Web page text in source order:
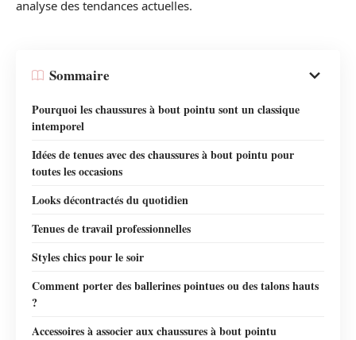
analyse des tendances actuelles.
Sommaire
Pourquoi les chaussures à bout pointu sont un classique
intemporel
Idées de tenues avec des chaussures à bout pointu pour
toutes les occasions
Looks décontractés du quotidien
Tenues de travail professionnelles
Styles chics pour le soir
Comment porter des ballerines pointues ou des talons hauts
?
Accessoires à associer aux chaussures à bout pointu